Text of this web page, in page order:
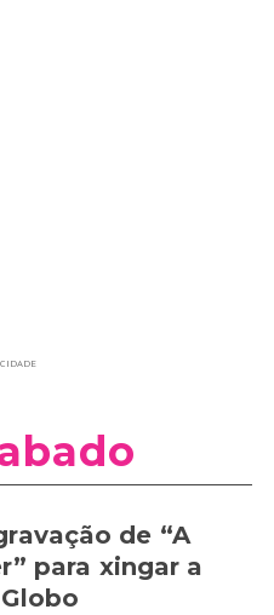
de “A
para xingar a